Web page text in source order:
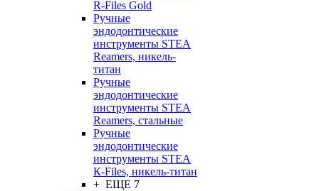
R-Files Gold
Ручные
эндодонтические
инструменты STEA
Reamers, никель-
титан
Ручные
эндодонтические
инструменты STEA
Reamers, стальные
Ручные
эндодонтические
инструменты STEA
К-Files, никель-титан
+ ЕЩЕ 7